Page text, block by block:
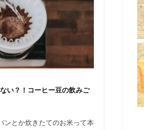
い？！コーヒー豆の飲みご
ンとか炊きたてのお米って本